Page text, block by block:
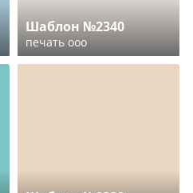
Шаблон №2340
печать ооо